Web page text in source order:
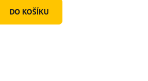
DO KOŠÍKU